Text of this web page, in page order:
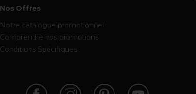
Nos Offres
Notre catalogue promotionnel
Comprendre nos promotions
Conditions Spécifiques